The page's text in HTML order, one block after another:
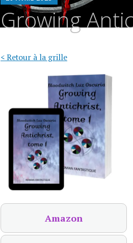
LUZ
OSCURIA
Growing
< Retour à la grille
Amazon